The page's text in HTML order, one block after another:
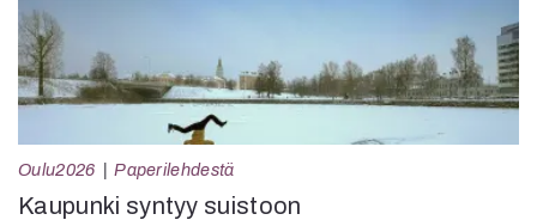
Oulu2026 Paperilehdestä
Kaupunki syntyy suistoon